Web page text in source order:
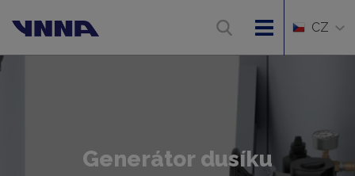
CZ
Generátor dusíku